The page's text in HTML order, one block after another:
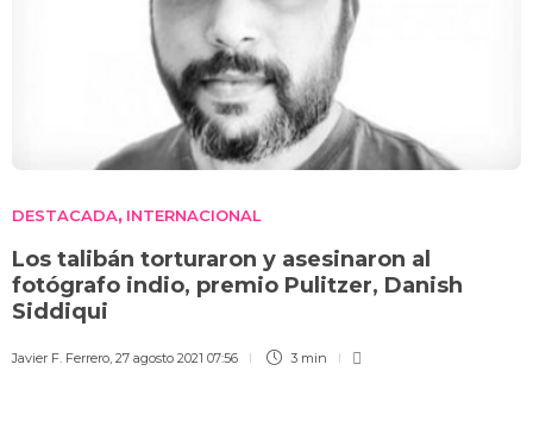
DESTACADA, INTERNACIONAL
Los talibán torturaron y asesinaron al
fotógrafo indio, premio Pulitzer, Danish
Siddiqui
Javier F. Ferrero, 27 agosto 2021 07:56 3 min